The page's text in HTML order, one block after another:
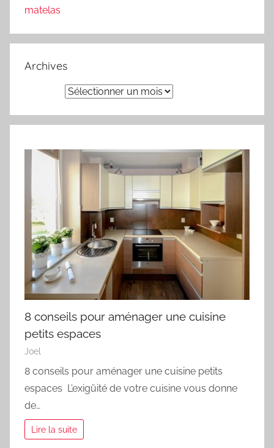
matelas
Archives
8 conseils pour aménager une cuisine
petits espaces
Joel
8 conseils pour aménager une cuisine petits
espaces L’exigüité de votre cuisine vous donne
de…
Lire la suite